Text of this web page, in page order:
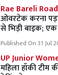
Rae Bareli
ओवरटेक करना
से भिड़ी बाइक;
Published On 31 Jul
UP Junior
महिला हॉकी